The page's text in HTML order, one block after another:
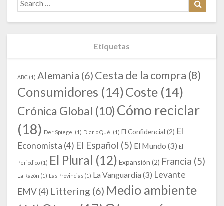
for:
Etiquetas
ABC (1) Alemania (6) Cesta de la compra (8)
Consumidores (14)Coste (14)
Crónica Global (10) Cómo reciclar
(18) Der Spiegel (1) Diario Qué! (1) El Confidencial (2) El
Economista (4) El Español (5) El Mundo (3) El
Periódico (1) El Plural (12) Expansión (2) Francia (5)
La Razón (1) Las Provincias (1) La Vanguardia (3) Levante
EMV(4) Littering (6) Medio ambiente